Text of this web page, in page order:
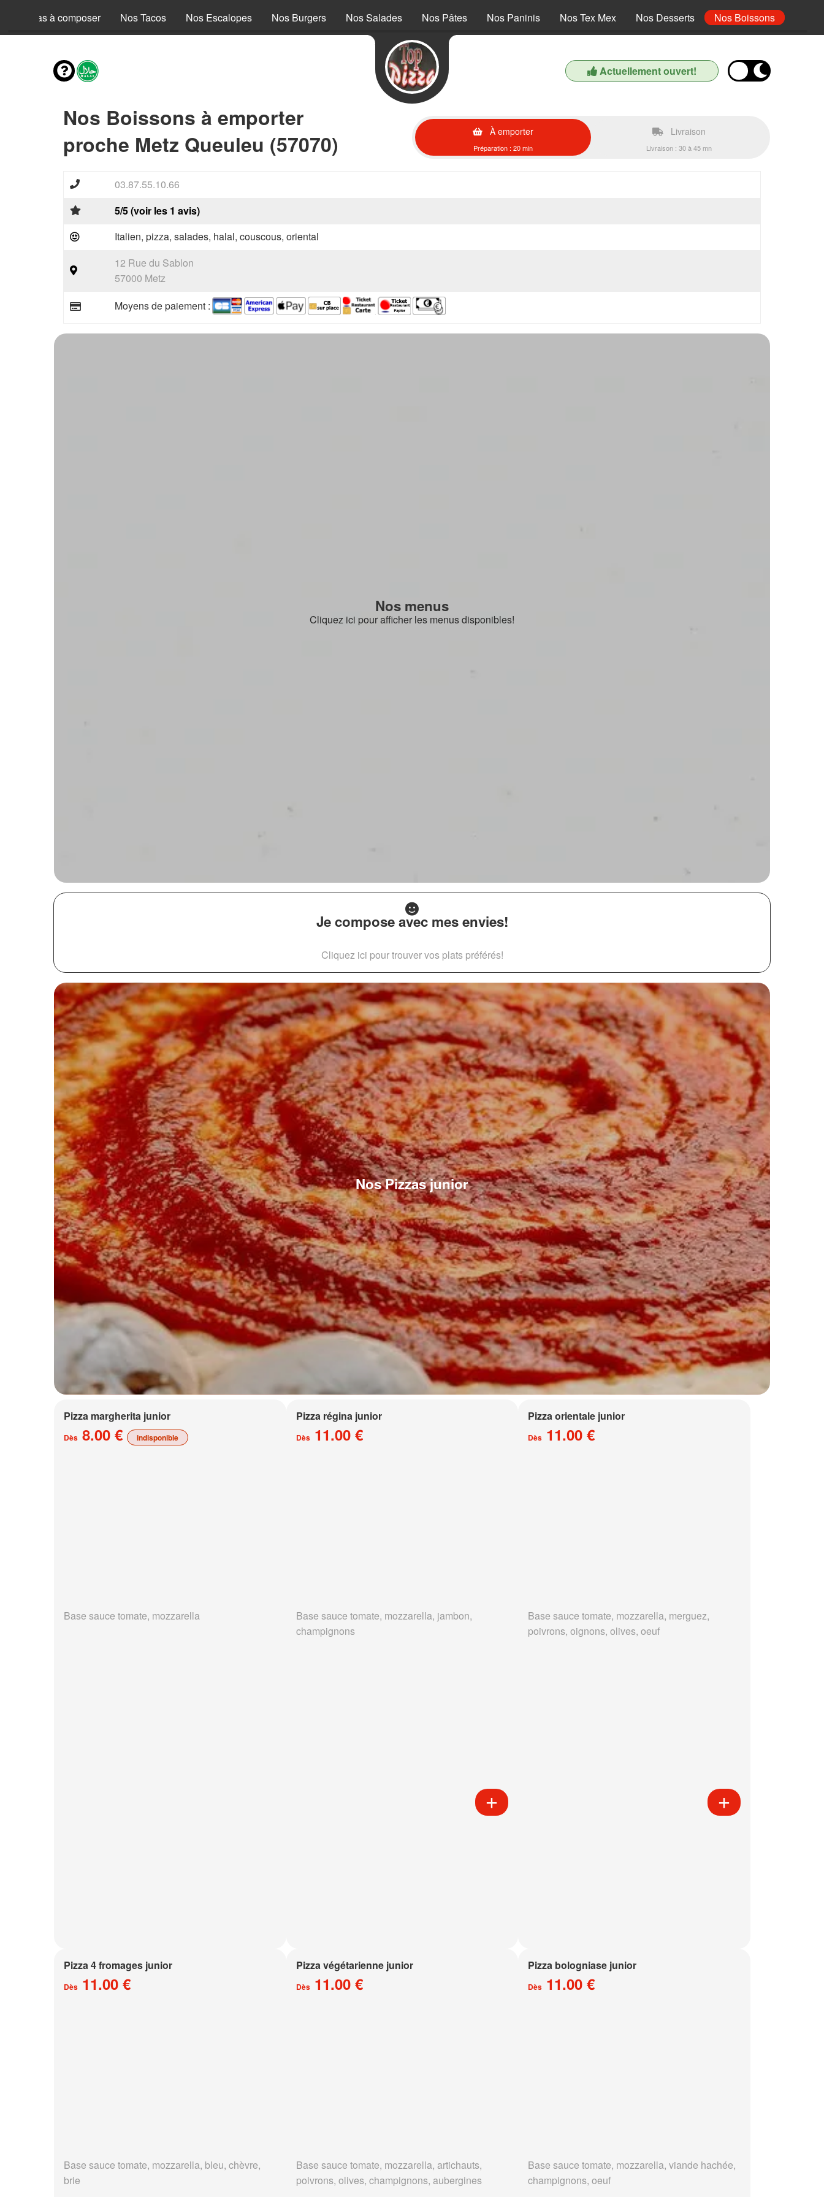
Pizzas à composer Nos Tacos Nos Escalopes Nos Burgers Nos Salades Nos Pâtes Nos Paninis Nos Tex Mex Nos Desserts Nos Boissons
Actuellement ouvert!
Nos Boissons à emporter
proche Metz Queuleu (57070)
À emporter
Préparation : 20 min
Livraison
Livraison : 30 à 45 mn
03.87.55.10.66
5/5 (voir les 1 avis)
Italien, pizza, salades, halal, couscous, oriental
12 Rue du Sablon
57000 Metz
Moyens de paiement :
Nos menus
Cliquez ici pour afficher les menus disponibles!
Je compose avec mes envies!
Cliquez ici pour trouver vos plats préférés!
Nos Pizzas junior
Pizza margherita junior
Dès 8.00 € indisponible
Base sauce tomate, mozzarella
Pizza régina junior
Dès11.00 €
Base sauce tomate, mozzarella, jambon,
champignons
Pizza orientale junior
Dès 11.00 €
Base sauce tomate, mozzarella, merguez,
poivrons, oignons, olives, oeuf
Pizza 4 fromages junior
Dès 11.00 €
Base sauce tomate, mozzarella, bleu, chèvre,
brie
Pizza végétarienne junior
Dès11.00 €
Base sauce tomate, mozzarella, artichauts,
poivrons, olives, champignons, aubergines
Pizza bologniase junior
Dès 11.00 €
Base sauce tomate, mozzarella, viande hachée,
champignons, oeuf